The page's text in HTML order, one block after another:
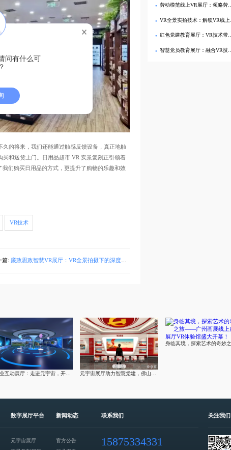
的将来，我们还能通过触感反馈设备，真正地触
和送货上门。日用品超市 VR 实景复刻正引领着
们购买日用品的方式，更提升了购物的乐趣和效
VR技术
篇: 廉政思政智慧VR展厅：VR全景拍摄下的深度学习场所
劳动模范线上VR展厅：领略劳模风采，传播劳模精神
VR全景实拍技术：解锁VR线上党建展馆复刻党建展厅的技术密码
红色党建教育展厅：VR技术带你重温党员活动的历史记忆
智慧党员教育展厅：融合VR技术助力党建教育创新
数字展厅平台
元宇宙展厅
新闻动态
官方公告
联系我们
15875334331
关注我们
问有什么可